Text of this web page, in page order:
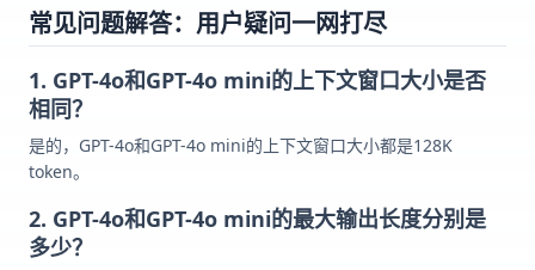
常见问题解答：用户疑问一网打尽
1. GPT-4o和GPT-4o mini的上下文窗口大小是否
相同？
是的，GPT-4o和GPT-4o mini的上下文窗口大小都是128K
token。
2. GPT-4o和GPT-4o mini的最大输出长度分别是
多少？